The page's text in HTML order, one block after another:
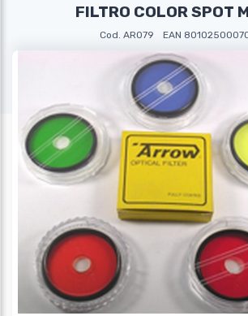
FILTRO COLOR SPOT
Cod. AR079 EAN